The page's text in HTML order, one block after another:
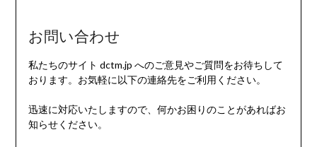
お問い合わせ
私たちのサイト dctm.jp へのご意見やご質問をお待ちして
おります。お気軽に以下の連絡先をご利用ください。
迅速に対応いたしますので、何かお困りのことがあればお
知らせください。